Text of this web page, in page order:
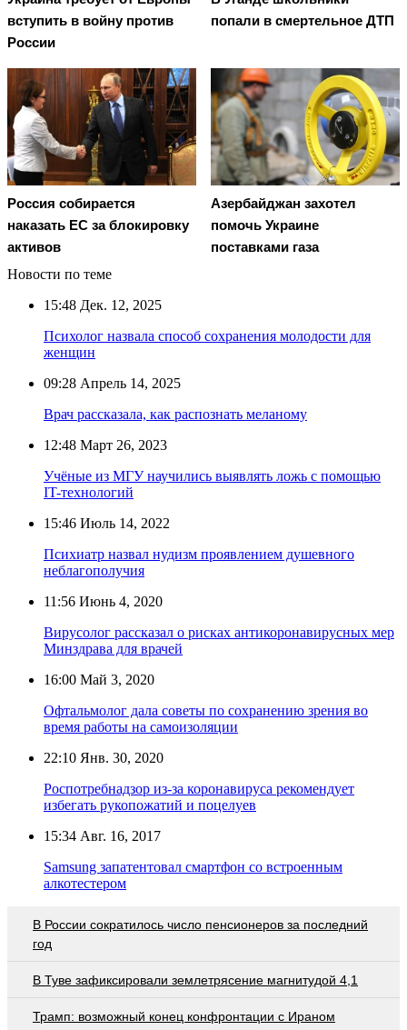
вступить в войну против
России
попали в смертельное ДТП
Россия собирается
наказать EC за блокировку
активов
Азербайджан захотел
помочь Украине
поставками газа
Новости по теме
15:48 Дек. 12, 2025
Психолог назвала способ сохранения молодости для
женщин
09:28 Апрель 14, 2025
Врач рассказала, как распознать меланому
12:48 Март 26, 2023
Учёные из МГУ научились выявлять ложь с помощью
IT-технологий
15:46 Июль 14, 2022
Психиатр назвал нудизм проявлением душевного
неблагополучия
11:56 Июнь 4, 2020
Вирусолог рассказал о рисках антикоронавирусных мер
Минздрава для врачей
16:00 Май 3, 2020
Офтальмолог дала советы по сохранению зрения во
время работы на самоизоляции
22:10 Янв. 30, 2020
Роспотребнадзор из-за коронавируса рекомендует
избегать рукопожатий и поцелуев
15:34 Авг. 16, 2017
Samsung запатентовал смартфон со встроенным
алкотестером
В России сократилось число пенсионеров за последний
год
В Туве зафиксировали землетрясение магнитудой 4,1
Трамп: возможный конец конфронтации с Ираном